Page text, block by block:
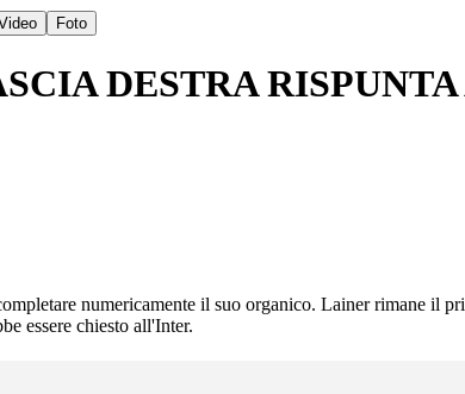
Foto
DESTRA
numericamente il suo organico. Lainer rimane il
essere chiesto all'Inter.